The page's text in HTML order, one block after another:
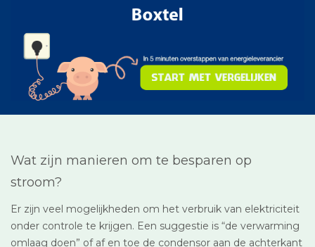
Wat zijn manieren om te besparen op
stroom?
Er zijn veel mogelijkheden om het verbruik van elektriciteit
onder controle te krijgen. Een suggestie is “de verwarming
omlaag doen” of af en toe de condensor aan de achterkant